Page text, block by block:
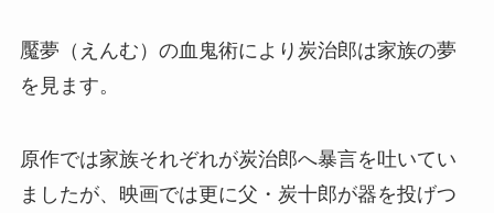
魘夢（えんむ）の血鬼術により炭治郎は家族の夢
を見ます。
原作では家族それぞれが炭治郎へ暴言を吐いてい
ましたが、映画では更に父・炭十郎が器を投げつ